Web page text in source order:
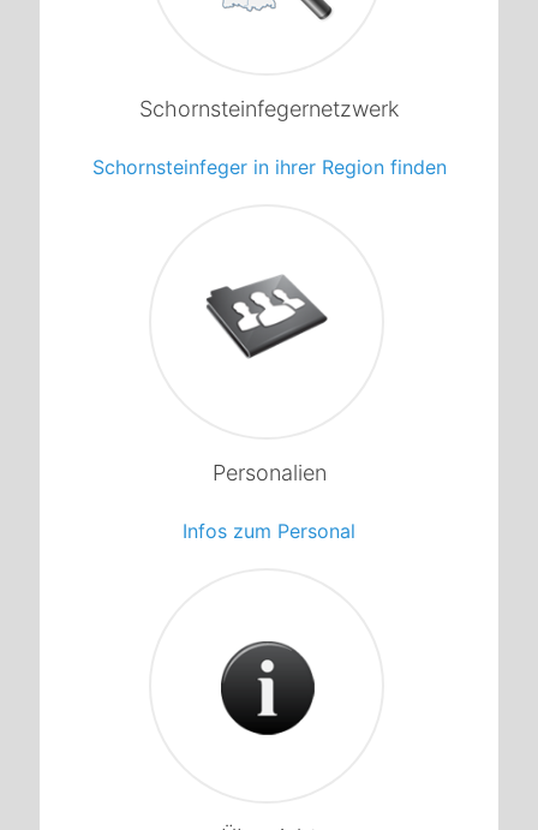
Schornsteinfegernetzwerk
Schornsteinfeger in ihrer Region finden
Personalien
Infos zum Personal